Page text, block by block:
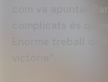
com va apuntar
complicats és
Enorme treball de